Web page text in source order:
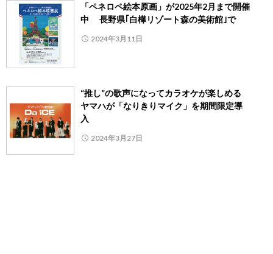
「ペネロペ絵本原画」が2025年2月まで開催
中 長野県｢白樺リゾート森の美術館｣で
2024年3月11日
“推し”の歌声になってカラオケが楽しめる
ヤマハが「なりきりマイク」を期間限定導
入
2024年3月27日